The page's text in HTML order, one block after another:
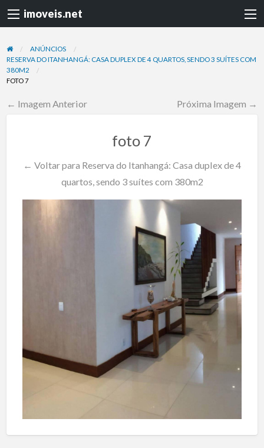
imoveis.net
ANÚNCIOS
RESERVA DO ITANHANGÁ: CASA DUPLEX DE 4 QUARTOS, SENDO 3 SUÍTES COM
380M2
FOTO 7
← Imagem Anterior Próxima Imagem →
foto 7
← Voltar para Reserva do Itanhangá: Casa duplex de 4
quartos, sendo 3 suítes com 380m2